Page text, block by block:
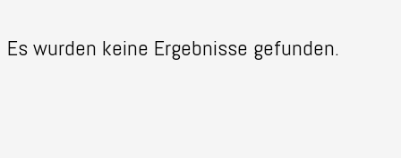
Es wurden keine Ergebnisse gefunden.